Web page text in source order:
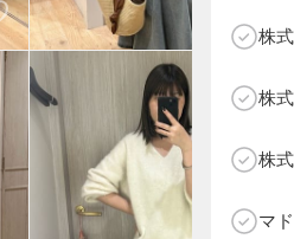
株
株
株
マ
0